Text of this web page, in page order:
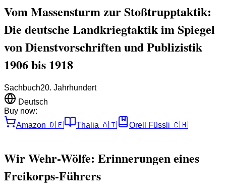
Vom Massensturm zur Stoßtrupptaktik:
Die deutsche Landkriegtaktik im Spiegel
von Dienstvorschriften und Publizistik
1906 bis 1918
Sachbuch20. Jahrhundert
Deutsch
Buy now:
Amazon 🇩🇪 Thalia 🇦🇹 Orell Füssli 🇨🇭
Wir Wehr-Wölfe: Erinnerungen eines
Freikorps-Führers